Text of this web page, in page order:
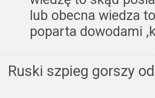
lub obecna wiedza
poparta dowodami
Ruski szpieg gorszy